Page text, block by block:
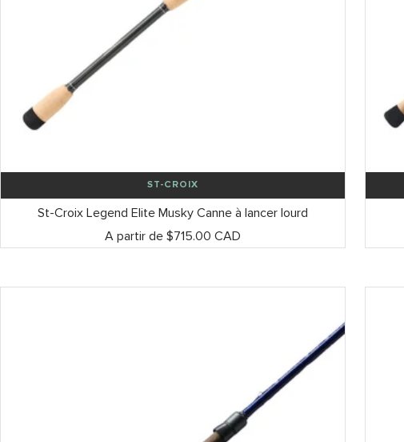
ST-CROIX
St-Croix Legend Elite Musky Canne à lancer lourd
Prix
A partir de $715.00 CAD